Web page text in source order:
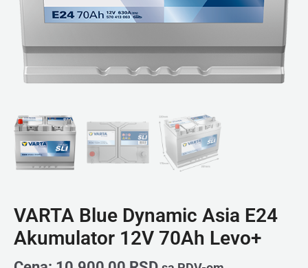
VARTA Blue Dynamic Asia E24
Akumulator 12V 70Ah Levo+